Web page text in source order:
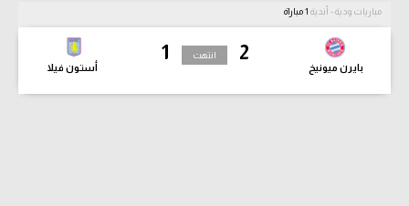
مباريات ودية - أندية
2
بايرن ميونيخ
1
أستون فيلا
انتهت